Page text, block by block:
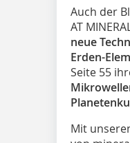
Auch der
AT
neue
Erden-
Seite 55
Mit